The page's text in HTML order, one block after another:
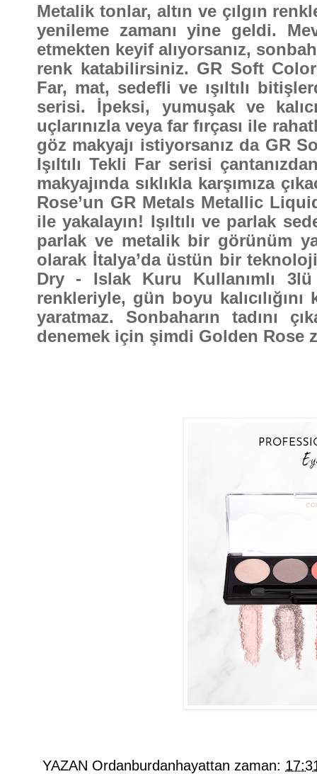
Metalik tonlar, altın ve çılgın
yenileme zamanı yine geldi.
etmekten keyif alıyorsanız,
renk katabilirsiniz. GR Soft
Far, mat, sedefli ve ışıltılı
serisi. İpeksi, yumuşak ve
uçlarınızla veya far fırçası ile
göz makyajı istiyorsanız da GR
Işıltılı Tekli Far serisi
makyajında sıklıkla karşımıza
Rose’un GR Metals Metallic
ile yakalayın! Işıltılı ve parlak
parlak ve metalik bir görünüm
olarak İtalya’da üstün bir
Dry - Islak Kuru Kullanımlı
renkleriyle, gün boyu
yaratmaz. Sonbaharın tadını
denemek için şimdi Golden Rose
YAZAN Ordanburdanhayattan zaman: